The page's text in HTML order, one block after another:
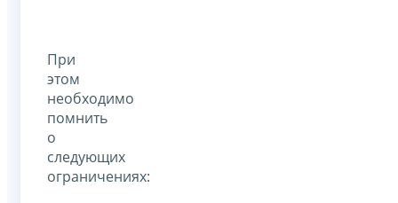
При
этом
необходимо
помнить
о
следующих
ограничениях: